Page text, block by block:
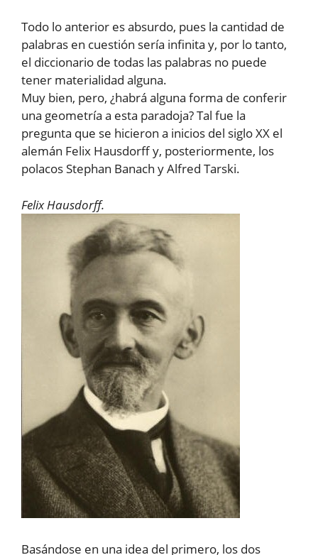
Todo lo anterior es absurdo, pues la cantidad de
palabras en cuestión sería infinita y, por lo tanto,
el diccionario de todas las palabras no puede
tener materialidad alguna.
Muy bien, pero, ¿habrá alguna forma de conferir
una geometría a esta paradoja? Tal fue la
pregunta que se hicieron a inicios del siglo XX el
alemán Felix Hausdorff y, posteriormente, los
polacos Stephan Banach y Alfred Tarski.
Felix Hausdorff.
Basándose en una idea del primero, los dos